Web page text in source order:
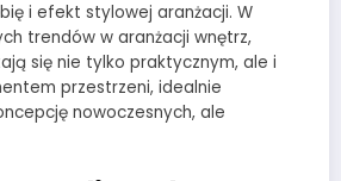
i efekt stylowej aranżacji. W
trendów w aranżacji wnętrz,
się nie tylko praktycznym, ale i
przestrzeni, idealnie
nowoczesnych, ale